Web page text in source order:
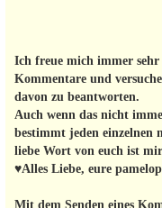
Ich freue mich immer sehr
Kommentare und
davon zu beantworten.
Auch wenn das nicht
bestimmt jeden einzelnen
liebe Wort von euch ist
♥Alles Liebe, eure
Mit dem Senden eines